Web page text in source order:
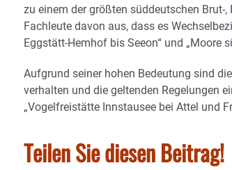
zu einem der größten süddeutschen Brut-
Fachleute davon aus, dass es
Eggstätt-Hemhof bis Seeon“ und „Moore
Aufgrund seiner hohen Bedeutung sind
verhalten und die geltenden Regelungen
„Vogelfreistätte Innstausee bei Attel und
Teilen Sie diesen Beitrag!